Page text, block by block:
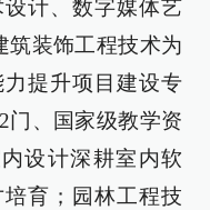
计、数字媒体艺
筑装饰工程技术为
提升项目建设专
门、国家级教学资
设计深耕室内软
育；园林工程技